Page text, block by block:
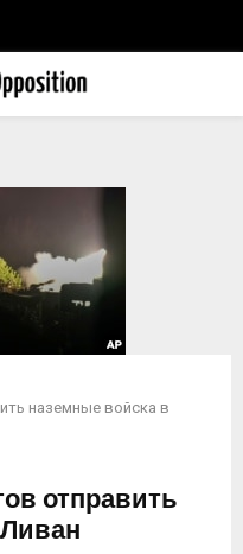
наземные войска в
отправить